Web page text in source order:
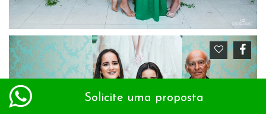
Solicite uma proposta